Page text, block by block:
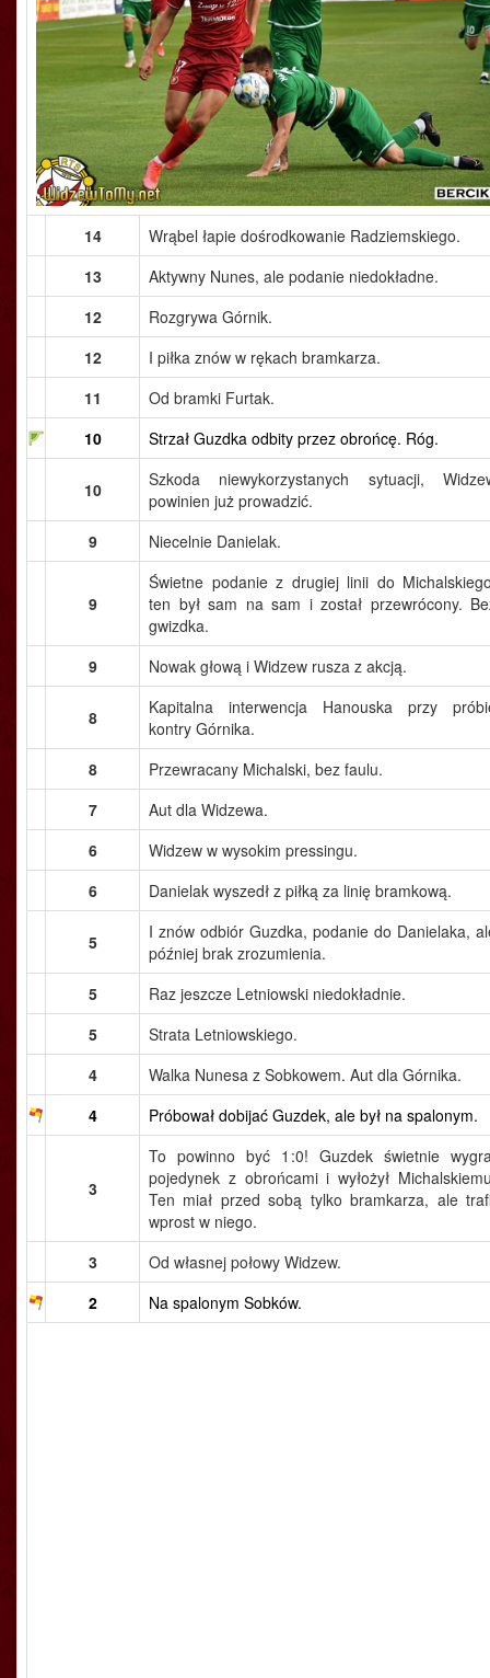
14
Wrąbel łapie dośrodkowanie Radziemskiego.
13
Aktywny Nunes, ale podanie niedokładne.
12
Rozgrywa Górnik.
12
I piłka znów w rękach bramkarza.
11
Od bramki Furtak.
10
Strzał Guzdka odbity przez obrońcę. Róg.
10
Szkoda niewykorzystanych sytuacji,
powinien już prowadzić.
9
Niecelnie Danielak.
9
Świetne podanie z drugiej linii do
ten był sam na sam i został przewrócony.
gwizdka.
9
Nowak głową i Widzew rusza z akcją.
8
Kapitalna interwencja Hanouska przy
kontry Górnika.
8
Przewracany Michalski, bez faulu.
7
Aut dla Widzewa.
6
Widzew w wysokim pressingu.
6
Danielak wyszedł z piłką za linię bramkową.
5
I znów odbiór Guzdka, podanie do Danielaka,
później brak zrozumienia.
5
Raz jeszcze Letniowski niedokładnie.
5
Strata Letniowskiego.
4
Walka Nunesa z Sobkowem. Aut dla Górnika.
4
Próbował dobijać Guzdek, ale był na spalonym.
3
To powinno być 1:0! Guzdek świetnie
pojedynek z obrońcami i wyłożył
Ten miał przed sobą tylko bramkarza, ale
wprost w niego.
3
Od własnej połowy Widzew.
2
Na spalonym Sobków.